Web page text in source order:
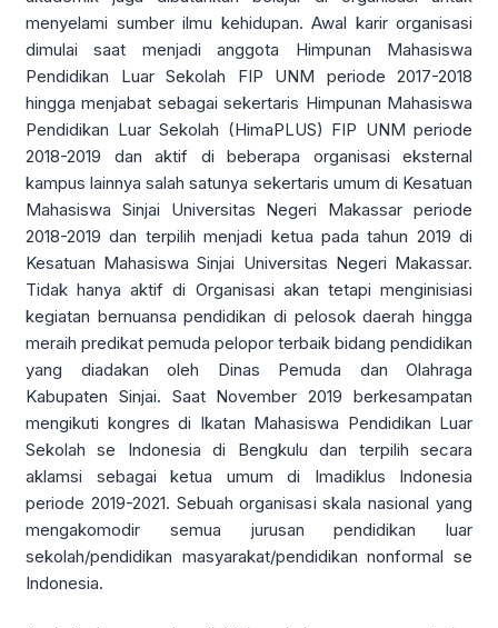
menyelami sumber ilmu kehidupan. Awal karir organisasi
dimulai saat menjadi anggota Himpunan Mahasiswa
Pendidikan Luar Sekolah FIP UNM periode 2017-2018
hingga menjabat sebagai sekertaris Himpunan Mahasiswa
Pendidikan Luar Sekolah (HimaPLUS) FIP UNM periode
2018-2019 dan aktif di beberapa organisasi eksternal
kampus lainnya salah satunya sekertaris umum di Kesatuan
Mahasiswa Sinjai Universitas Negeri Makassar periode
2018-2019 dan terpilih menjadi ketua pada tahun 2019 di
Kesatuan Mahasiswa Sinjai Universitas Negeri Makassar.
Tidak hanya aktif di Organisasi akan tetapi menginisiasi
kegiatan bernuansa pendidikan di pelosok daerah hingga
meraih predikat pemuda pelopor terbaik bidang pendidikan
yang diadakan oleh Dinas Pemuda dan Olahraga
Kabupaten Sinjai. Saat November 2019 berkesampatan
mengikuti kongres di Ikatan Mahasiswa Pendidikan Luar
Sekolah se Indonesia di Bengkulu dan terpilih secara
aklamsi sebagai ketua umum di Imadiklus Indonesia
periode 2019-2021. Sebuah organisasi skala nasional yang
mengakomodir semua jurusan pendidikan luar
sekolah/pendidikan masyarakat/pendidikan nonformal se
Indonesia.